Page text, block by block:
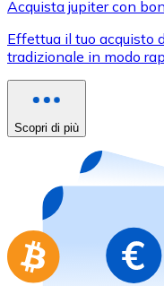
Usa le carte Visa
Acquista con carta
Acquista gift
Vai al negozio di
Acquista jupiter con
Effettua il tuo acquisto
tradizionale in modo
Scopri di più